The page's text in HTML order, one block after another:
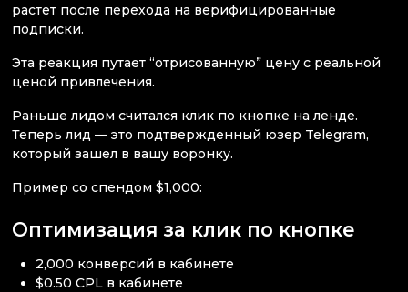
растет после перехода на верифицированные
подписки.
Эта реакция путает “отрисованную” цену с реальной
ценой привлечения.
Раньше лидом считался клик по кнопке на ленде.
Теперь лид — это подтвержденный юзер Telegram,
который зашел в вашу воронку.
Пример со спендом $1,000:
Оптимизация за клик по кнопке
2,000 конверсий в кабинете
$0.50 CPL в кабинете